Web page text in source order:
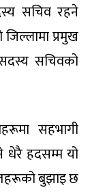
सचिव रहने
प्रमुख
सचिवको
सहभागी
धेरै हदसम्म यो
बुझाइ छ